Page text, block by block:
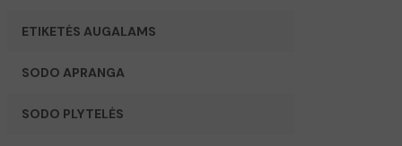
ETIKETĖS AUGALAMS
SODO APRANGA
SODO PLYTELĖS